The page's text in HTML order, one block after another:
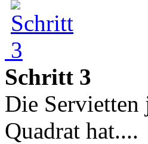
Schritt 3
Die
Quadrat hat....